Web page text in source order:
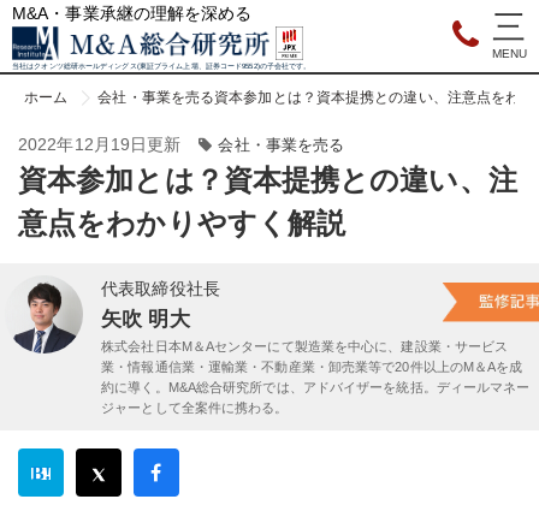
M&A・事業承継の理解を深める
当社はクオンツ総研ホールディングス(東証プライム上場、証券コード9552)の子会社です。
ホーム 会社・事業を売る資本参加とは？資本提携との違い、注意点をわ
2022年12月19日更新 会社・事業を売る
資本参加とは？資本提携との違い、注
意点をわかりやすく解説
代表取締役社長
矢吹 明大
株式会社日本M＆Aセンターにて製造業を中心に、建設業・サービス
業・情報通信業・運輸業・不動産業・卸売業等で20件以上のM＆Aを成
約に導く。M&A総合研究所では、アドバイザーを統括。ディールマネー
ジャーとして全案件に携わる。